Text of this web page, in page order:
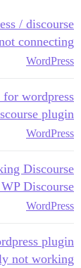
/ discourse
connecting
WordPress
wordpress
plugin
WordPress
Discourse
Discourse
WordPress
plugin
not working